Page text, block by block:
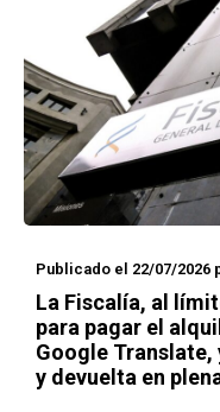
Publicado el 22/07/2026
La Fiscalía, al
para pagar el
Google
y devuelta en